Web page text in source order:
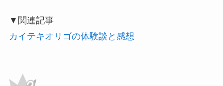
▼関連記事
カイテキオリゴの体験談と感想